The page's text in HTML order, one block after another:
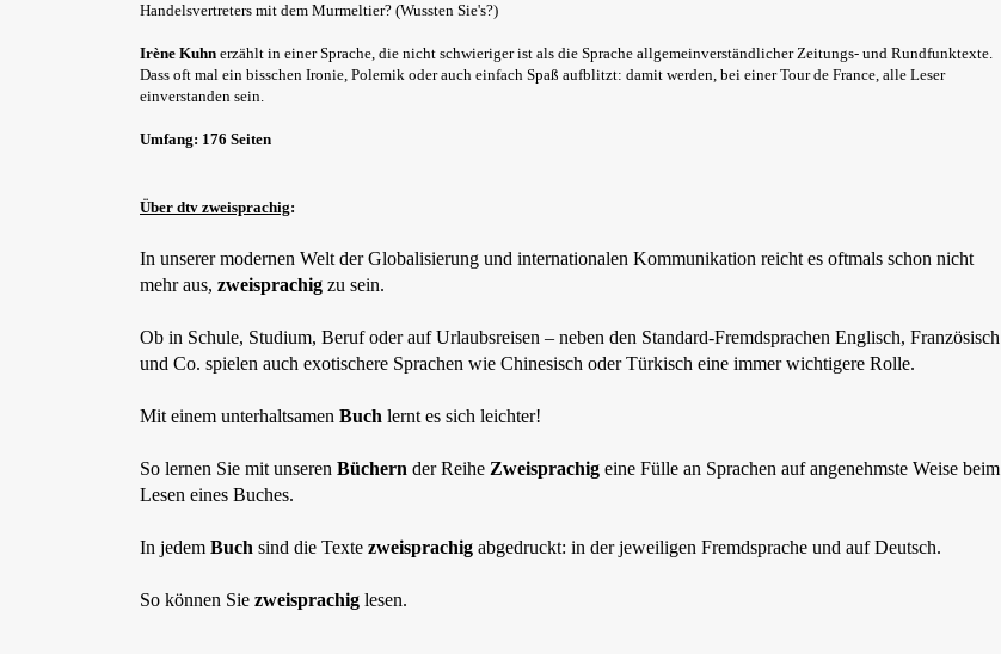
Handelsvertreters mit dem Murmeltier? (Wussten Sie's?)
Irène Kuhn erzählt in einer Sprache, die nicht schwieriger ist als die Sprache allgemeinverständlicher Zeitungs- und Rundfunktexte.
Dass oft mal ein bisschen Ironie, Polemik oder auch einfach Spaß aufblitzt: damit werden, bei einer Tour de France, alle Leser
einverstanden sein.
Umfang: 176 Seiten
Über dtv zweisprachig:
In unserer modernen Welt der Globalisierung und internationalen Kommunikation reicht es oftmals schon nicht
mehr aus, zweisprachig zu sein.
Ob in Schule, Studium, Beruf oder auf Urlaubsreisen – neben den Standard-Fremdsprachen Englisch, Französisch
und Co. spielen auch exotischere Sprachen wie Chinesisch oder Türkisch eine immer wichtigere Rolle.
Mit einem unterhaltsamen Buch lernt es sich leichter!
So lernen Sie mit unseren Büchern der Reihe Zweisprachig eine Fülle an Sprachen auf angenehmste Weise beim
Lesen eines Buches.
In jedem Buch sind die Texte zweisprachig abgedruckt: in der jeweiligen Fremdsprache und auf Deutsch.
So können Sie zweisprachig lesen.